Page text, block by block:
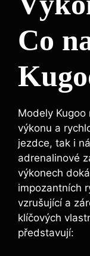
Co
Modely
výkonu a
jezdce, tak i
adrenalinové
výkonech
impozantních
vzrušující a
klíčových
představují: